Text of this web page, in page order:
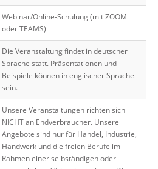
Webinar/Online-Schulung (mit ZOOM
oder TEAMS)
Die Veranstaltung findet in deutscher
Sprache statt. Präsentationen und
Beispiele können in englischer Sprache
sein.
Unsere Veranstaltungen richten sich
NICHT an Endverbraucher. Unsere
Angebote sind nur für Handel, Industrie,
Handwerk und die freien Berufe im
Rahmen einer selbständigen oder